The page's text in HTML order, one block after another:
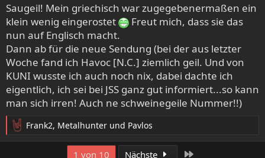
TERMINUS (UK) - Flesh Falls from Steel (2019)
MIDNIGHT FORCE (UK) - Eternal Emperor (2019)
BLADE RUNNER (UK) - Eyes Of The Beholder (re-release
Cult Metal Classics) 2019
SADWINGS (SWE) - Love In The Third Degree (re-release
Cult Metal Classics) 2019
VALHALLA (UK) - Lighting in the sky (re-release Cult Metal
Classics) 2019
MONTSERRAT (UK) - Pedal to the Metal (1988)
DEELER (US) - Voice In The Desert (re-release Arkeyn Steel
REGIME (US / San Francisco) - Love Comes Down (1991)
Saugeil! Mein griechisch war zugegebenermaßen ein
klein wenig eingerostet
Freut mich, dass sie das
nun auf Englisch macht.
Dann ab für die neue Sendung (bei der aus letzter
Woche fand ich Havoc [N.C.] ziemlich geil. Und von
KUNI wusste ich auch noch nix, dabei dachte ich
eigentlich, ich sei bei JSS ganz gut informiert...so kann
man sich irren! Auch ne schweinegeile Nummer!!)
R
e
Frank2, Metalhunter und Pavlos
1 von 10 Nächste